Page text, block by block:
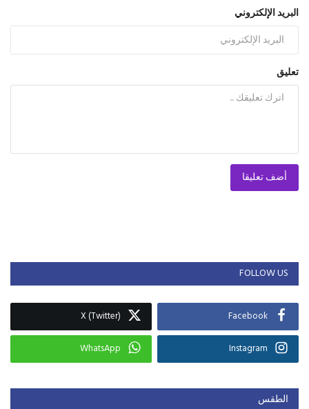
البريد الإلكتروني
تعليق
أضف تعليقا
FOLLOW US
Facebook
X (Twitter)
Instagram
WhatsApp
الطقس